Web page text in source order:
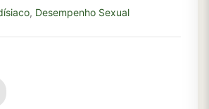
, Desempenho Sexual